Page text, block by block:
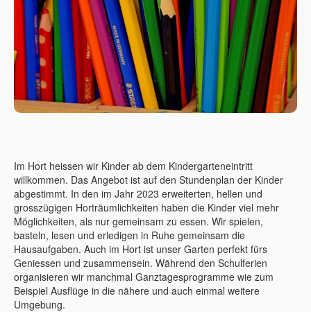
Im Hort heissen wir Kinder ab dem Kindergarteneintritt
willkommen. Das Angebot ist auf den Stundenplan der Kinder
abgestimmt. In den im Jahr 2023 erweiterten, hellen und
grosszügigen Horträumlichkeiten haben die Kinder viel mehr
Möglichkeiten, als nur gemeinsam zu essen. Wir spielen,
basteln, lesen und erledigen in Ruhe gemeinsam die
Hausaufgaben. Auch im Hort ist unser Garten perfekt fürs
Geniessen und zusammensein. Während den Schulferien
organisieren wir manchmal Ganztagesprogramme wie zum
Beispiel Ausflüge in die nähere und auch einmal weitere
Umgebung.